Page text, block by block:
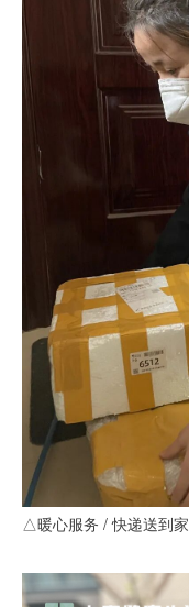
△暖心服务 / 快递送到家